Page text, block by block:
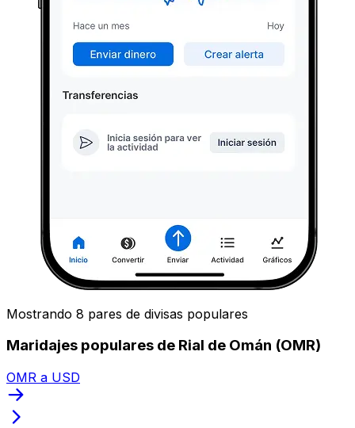
Mostrando 8 pares de divisas populares
Maridajes populares de Rial de Omán (OMR)
OMR a USD